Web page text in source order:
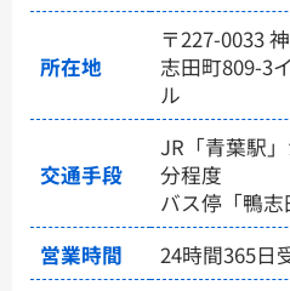
所在地
〒227-0033
志田町809-3
ル
交通手段
JR「青葉駅
分程度
バス停「鴨
営業時間
24時間365日